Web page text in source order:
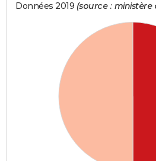
Données 2019 (source : ministère